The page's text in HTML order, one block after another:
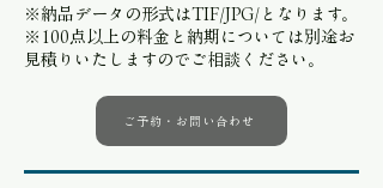
※納品データの形式はTIF/JPG/となります。
※100点以上の料金と納期については別途お
見積りいたしますのでご相談ください。
ご予約・お問い合わせ